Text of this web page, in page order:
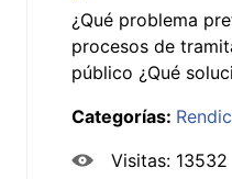
¿Qué problema
procesos de
público ¿Qué
Categorías:
Visitas: 13532